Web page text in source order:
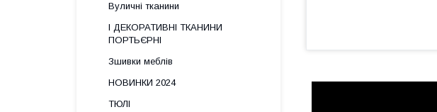
Вуличні тканини
І ДЕКОРАТИВНІ ТКАНИНИ
ПОРТЬЄРНІ
Зшивки меблів
НОВИНКИ 2024
ТЮЛІ